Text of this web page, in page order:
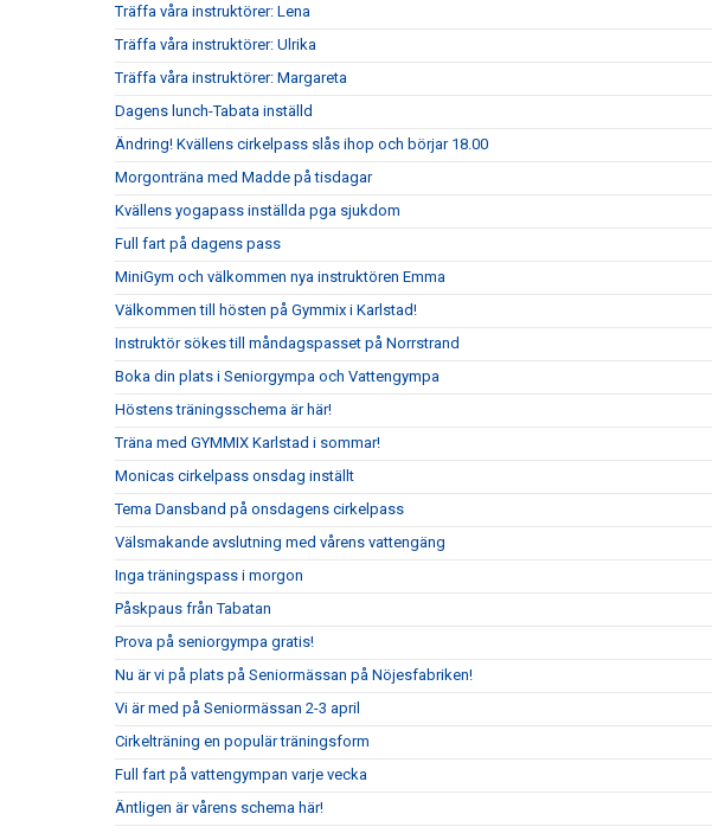
Träffa våra instruktörer: Lena
Träffa våra instruktörer: Ulrika
Träffa våra instruktörer: Margareta
Dagens lunch-Tabata inställd
Ändring! Kvällens cirkelpass slås ihop och börjar 18.00
Morgonträna med Madde på tisdagar
Kvällens yogapass inställda pga sjukdom
Full fart på dagens pass
MiniGym och välkommen nya instruktören Emma
Välkommen till hösten på Gymmix i Karlstad!
Instruktör sökes till måndagspasset på Norrstrand
Boka din plats i Seniorgympa och Vattengympa
Höstens träningsschema är här!
Träna med GYMMIX Karlstad i sommar!
Monicas cirkelpass onsdag inställt
Tema Dansband på onsdagens cirkelpass
Välsmakande avslutning med vårens vattengäng
Inga träningspass i morgon
Påskpaus från Tabatan
Prova på seniorgympa gratis!
Nu är vi på plats på Seniormässan på Nöjesfabriken!
Vi är med på Seniormässan 2-3 april
Cirkelträning en populär träningsform
Full fart på vattengympan varje vecka
Äntligen är vårens schema här!